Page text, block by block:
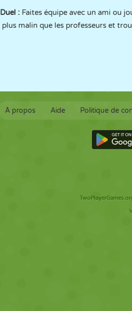
: Faites équipe avec un ami ou
plus malin que les professeurs et
À propos Aide Politique de